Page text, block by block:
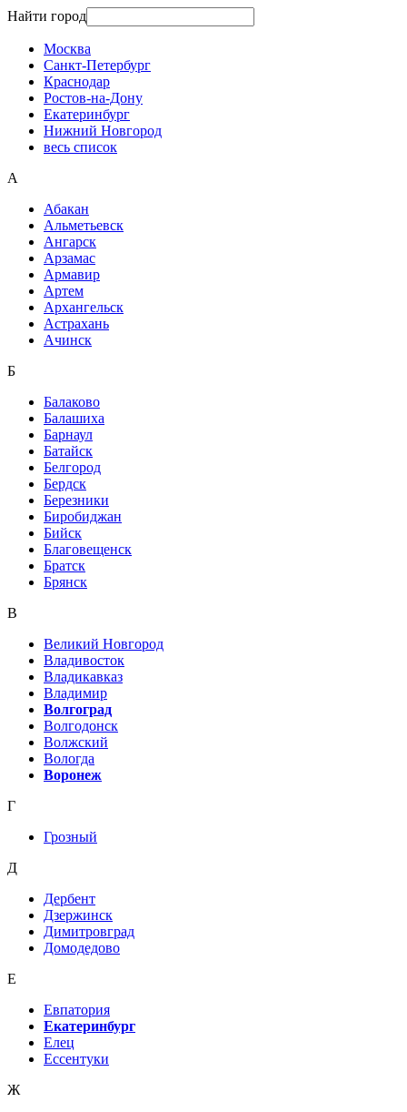
Найти город
Москва
Санкт-Петербург
Краснодар
Ростов-на-Дону
Екатеринбург
Нижний Новгород
весь список
А
Абакан
Альметьевск
Ангарск
Арзамас
Армавир
Артем
Архангельск
Астрахань
Ачинск
Б
Балаково
Балашиха
Барнаул
Батайск
Белгород
Бердск
Березники
Биробиджан
Бийск
Благовещенск
Братск
Брянск
В
Великий Новгород
Владивосток
Владикавказ
Владимир
Волгоград
Волгодонск
Волжский
Вологда
Воронеж
Г
Грозный
Д
Дербент
Дзержинск
Димитровград
Домодедово
Е
Евпатория
Екатеринбург
Елец
Ессентуки
Ж